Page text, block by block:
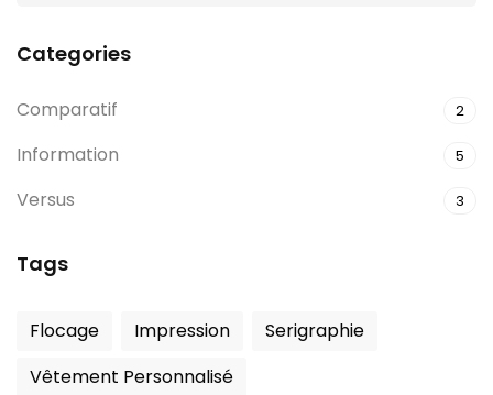
Categories
Comparatif 2
Information 5
Versus 3
Tags
Flocage Impression
Serigraphie
Vêtement Personnalisé